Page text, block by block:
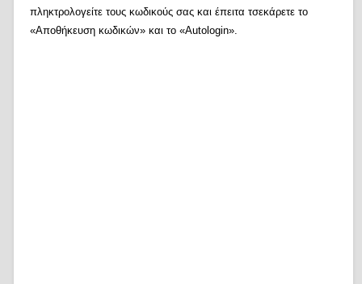
πληκτρολογείτε τους κωδικούς σας και έπειτα τσεκάρετε το
«Αποθήκευση κωδικών» και το «Autologin».